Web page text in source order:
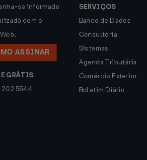
se informado
com o
ASSINAR
GRÁTIS
5544
SERVIÇOS
Banco de Dados
Consultoria
Sistemas
Agenda Tributária
Comércio Exterior
Boletim Diário